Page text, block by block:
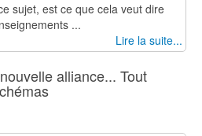
sujet, est ce que cela veut dire
...
Lire la suite...
alliance... Tout